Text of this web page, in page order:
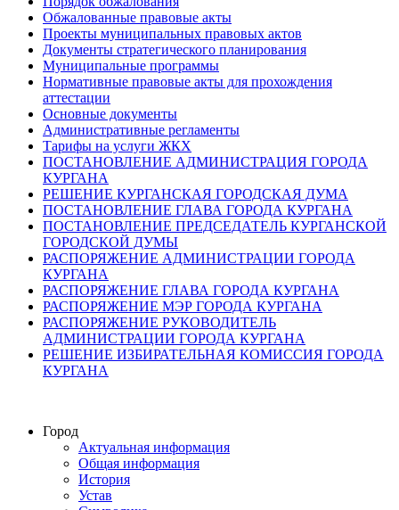
Обжалованные правовые акты
Проекты муниципальных правовых актов
Документы стратегического планирования
Муниципальные программы
Нормативные правовые акты для прохождения
аттестации
Основные документы
Административные регламенты
Тарифы на услуги ЖКХ
ПОСТАНОВЛЕНИЕ АДМИНИСТРАЦИЯ ГОРОДА
КУРГАНА
РЕШЕНИЕ КУРГАНСКАЯ ГОРОДСКАЯ ДУМА
ПОСТАНОВЛЕНИЕ ГЛАВА ГОРОДА КУРГАНА
ПОСТАНОВЛЕНИЕ ПРЕДСЕДАТЕЛЬ КУРГАНСКОЙ
ГОРОДСКОЙ ДУМЫ
РАСПОРЯЖЕНИЕ АДМИНИСТРАЦИИ ГОРОДА
КУРГАНА
РАСПОРЯЖЕНИЕ ГЛАВА ГОРОДА КУРГАНА
РАСПОРЯЖЕНИЕ МЭР ГОРОДА КУРГАНА
РАСПОРЯЖЕНИЕ РУКОВОДИТЕЛЬ
АДМИНИСТРАЦИИ ГОРОДА КУРГАНА
РЕШЕНИЕ ИЗБИРАТЕЛЬНАЯ КОМИССИЯ ГОРОДА
КУРГАНА
Город
Актуальная информация
Общая информация
История
Устав